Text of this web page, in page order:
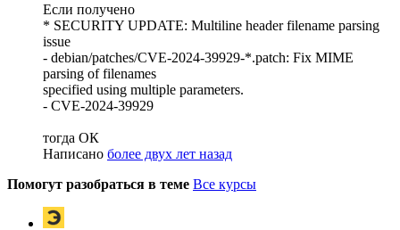
Если получено
* SECURITY UPDATE: Multiline header filename parsing
issue
- debian/patches/CVE-2024-39929-*.patch: Fix MIME
parsing of filenames
specified using multiple parameters.
- CVE-2024-39929
тогда ОК
Написано более двух лет назад
Помогут разобраться в теме Все курсы